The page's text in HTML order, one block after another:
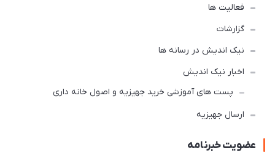
فعالیت ها
گزارشات
نیک اندیش در رسانه ها
اخبار نیک اندیش
پست های آموزشی خرید جهیزیه و اصول خانه داری
ارسال جهیزیه
عضویت خبرنامه